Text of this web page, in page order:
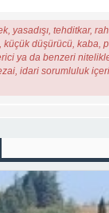
yasadışı, tehditkar,
küçük düşürücü, kaba,
ya da benzeri
idari sorumluluk